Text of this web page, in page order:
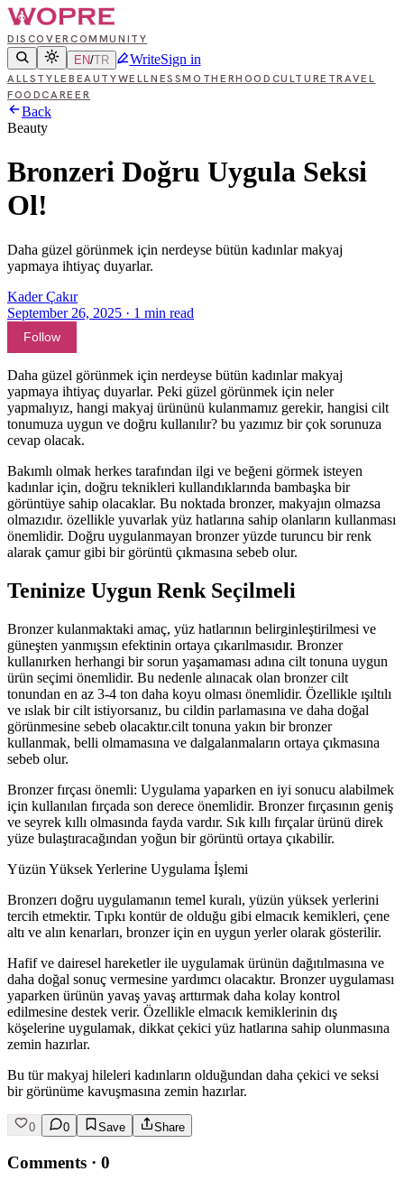
DISCOVERCOMMUNITY
EN/TR WriteSign in
ALLSTYLE BEAUTYWELLNESSMOTHERHOOD CULTURE TRAVEL
FOODCAREER
Back
Beauty
Bronzeri Doğru Uygula Seksi
Ol!
Daha güzel görünmek için nerdeyse bütün kadınlar makyaj
yapmaya ihtiyaç duyarlar.
Kader Çakır
September 26, 2025 · 1 min read
Follow
Daha güzel görünmek için nerdeyse bütün kadınlar makyaj
yapmaya ihtiyaç duyarlar. Peki güzel görünmek için neler
yapmalıyız, hangi makyaj ürününü kulanmamız gerekir, hangisi cilt
tonumuza uygun ve doğru kullanılır? bu yazımız bir çok sorunuza
cevap olacak.
Bakımlı olmak herkes tarafından ilgi ve beğeni görmek isteyen
kadınlar için, doğru teknikleri kullandıklarında bambaşka bir
görüntüye sahip olacaklar. Bu noktada bronzer, makyajın olmazsa
olmazıdır. özellikle yuvarlak yüz hatlarına sahip olanların kullanması
önemlidir. Doğru uygulanmayan bronzer yüzde turuncu bir renk
alarak çamur gibi bir görüntü çıkmasına sebeb olur.
Teninize Uygun Renk Seçilmeli
Bronzer kulanmaktaki amaç, yüz hatlarının belirginleştirilmesi ve
güneşten yanmışsın efektinin ortaya çıkarılmasıdır. Bronzer
kullanırken herhangi bir sorun yaşamaması adına cilt tonuna uygun
ürün seçimi önemlidir. Bu nedenle alınacak olan bronzer cilt
tonundan en az 3-4 ton daha koyu olması önemlidir. Özellikle ışıltılı
ve ıslak bir cilt istiyorsanız, bu cildin parlamasına ve daha doğal
görünmesine sebeb olacaktır.cilt tonuna yakın bir bronzer
kullanmak, belli olmamasına ve dalgalanmaların ortaya çıkmasına
sebeb olur.
Bronzer fırçası önemli: Uygulama yaparken en iyi sonucu alabilmek
için kullanılan fırçada son derece önemlidir. Bronzer fırçasının geniş
ve seyrek kıllı olmasında fayda vardır. Sık kıllı fırçalar ürünü direk
yüze bulaştıracağından yoğun bir görüntü ortaya çıkabilir.
Yüzün Yüksek Yerlerine Uygulama İşlemi
Bronzerı doğru uygulamanın temel kuralı, yüzün yüksek yerlerini
tercih etmektir. Tıpkı kontür de olduğu gibi elmacık kemikleri, çene
altı ve alın kenarları, bronzer için en uygun yerler olarak gösterilir.
Hafif ve dairesel hareketler ile uygulamak ürünün dağıtılmasına ve
daha doğal sonuç vermesine yardımcı olacaktır. Bronzer uygulaması
yaparken ürünün yavaş yavaş arttırmak daha kolay kontrol
edilmesine destek verir. Özellikle elmacık kemiklerinin dış
köşelerine uygulamak, dikkat çekici yüz hatlarına sahip olunmasına
zemin hazırlar.
Bu tür makyaj hileleri kadınların olduğundan daha çekici ve seksi
bir görünüme kavuşmasına zemin hazırlar.
0 0 Save Share
Comments · 0